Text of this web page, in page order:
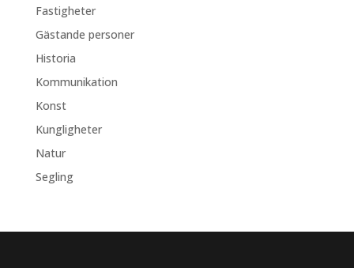
Fastigheter
Gästande personer
Historia
Kommunikation
Konst
Kungligheter
Natur
Segling